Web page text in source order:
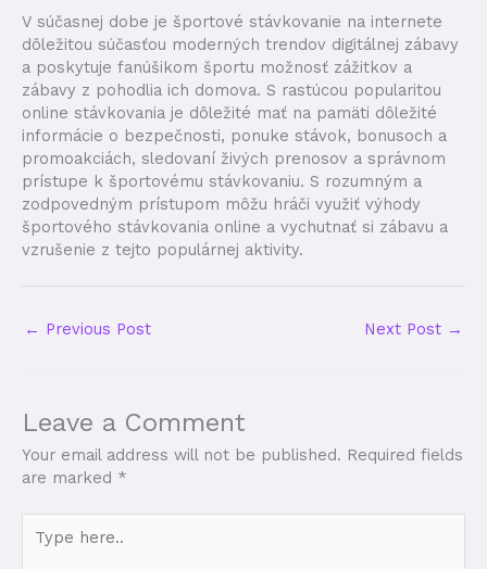
V súčasnej dobe je športové stávkovanie na internete
dôležitou súčasťou moderných trendov digitálnej zábavy
a poskytuje fanúšikom športu možnosť zážitkov a
zábavy z pohodlia ich domova. S rastúcou popularitou
online stávkovania je dôležité mať na pamäti dôležité
informácie o bezpečnosti, ponuke stávok, bonusoch a
promoakciách, sledovaní živých prenosov a správnom
prístupe k športovému stávkovaniu. S rozumným a
zodpovedným prístupom môžu hráči využiť výhody
športového stávkovania online a vychutnať si zábavu a
vzrušenie z tejto populárnej aktivity.
← Previous Post Next Post →
Leave a Comment
Your email address will not be published. Required fields
are marked *
here..